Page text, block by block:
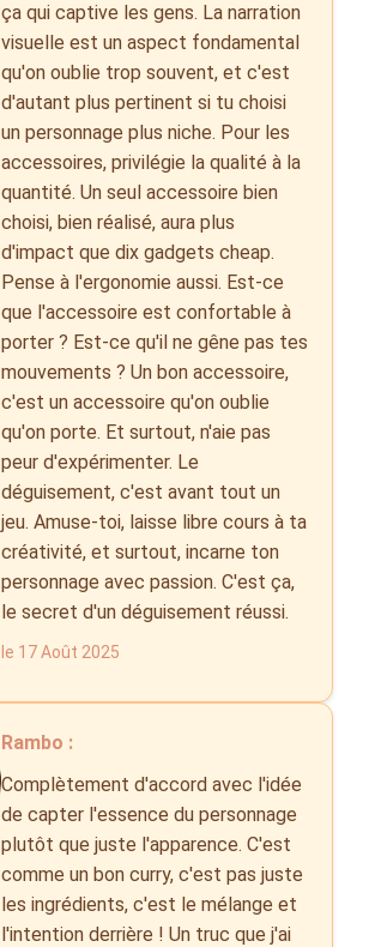
ça qui captive les gens. La narration
visuelle est un aspect fondamental
qu'on oublie trop souvent, et c'est
d'autant plus pertinent si tu choisi
un personnage plus niche. Pour les
accessoires, privilégie la qualité à la
quantité. Un seul accessoire bien
choisi, bien réalisé, aura plus
d'impact que dix gadgets cheap.
Pense à l'ergonomie aussi. Est-ce
que l'accessoire est confortable à
porter ? Est-ce qu'il ne gêne pas tes
mouvements ? Un bon accessoire,
c'est un accessoire qu'on oublie
qu'on porte. Et surtout, n'aie pas
peur d'expérimenter. Le
déguisement, c'est avant tout un
jeu. Amuse-toi, laisse libre cours à ta
créativité, et surtout, incarne ton
personnage avec passion. C'est ça,
le secret d'un déguisement réussi.
le 17 Août 2025
Rambo :
Complètement d'accord avec l'idée
de capter l'essence du personnage
plutôt que juste l'apparence. C'est
comme un bon curry, c'est pas juste
les ingrédients, c'est le mélange et
l'intention derrière ! Un truc que j'ai